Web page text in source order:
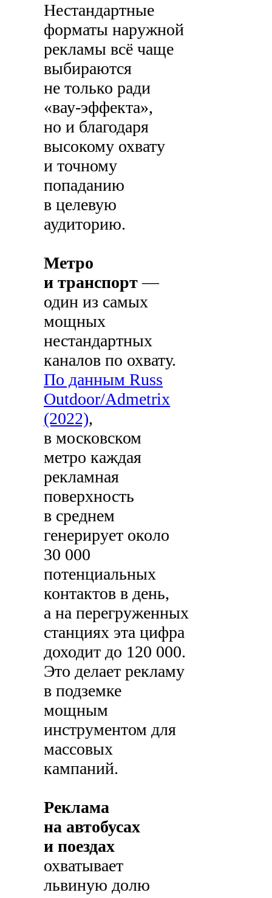
Нестандартные
форматы наружной
рекламы всё чаще
выбираются
не только ради
«вау-эффекта»,
но и благодаря
высокому охвату
и точному
попаданию
в целевую
аудиторию.
Метро
и транспорт—
один из самых
мощных
нестандартных
каналов по охвату.
По данным Russ
Outdoor/Admetrix
(2022),
в московском
метро каждая
рекламная
поверхность
в среднем
генерирует около
30 000
потенциальных
контактов в день,
а на перегруженных
станциях эта цифра
доходит до 120 000.
Это делает рекламу
в подземке
мощным
инструментом для
массовых
кампаний.
Реклама
на автобусах
и поездах
охватывает
львиную долю